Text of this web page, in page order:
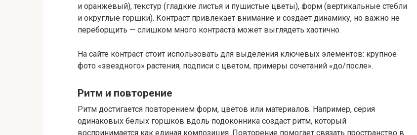
и оранжевый), текстур (гладкие листья и пушистые цветы), форм (вертикальные стебли
и округлые горшки). Контраст привлекает внимание и создает динамику, но важно не
переборщить — слишком много контраста может выглядеть хаотично.
На сайте контраст стоит использовать для выделения ключевых элементов: крупное
фото «звездного» растения, подписи с цветом, примеры сочетаний «до/после».
Ритм и повторение
Ритм достигается повторением форм, цветов или материалов. Например, серия
одинаковых белых горшков вдоль подоконника создаст ритм, который
воспринимается как единая композиция. Повторение помогает связать пространство в